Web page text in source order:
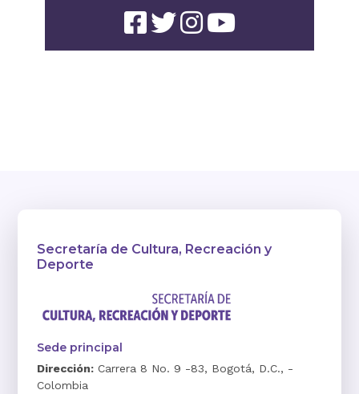
Secretaría de Cultura, Recreación y
Deporte
Sede principal
Dirección: Carrera 8 No. 9 -83, Bogotá, D.C., -
Colombia